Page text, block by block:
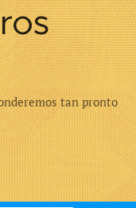
tan pronto